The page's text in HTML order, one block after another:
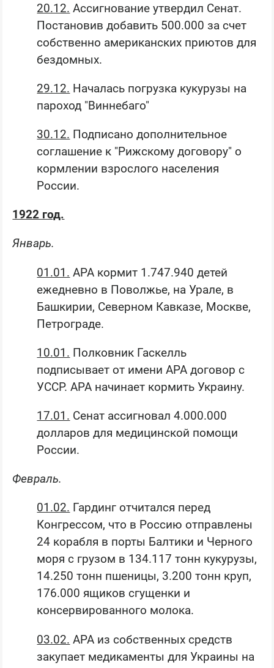
20.12. Ассигнование утвердил Сенат.
Постановив добавить 500.000 за счет
собственно американских приютов для
бездомных.
29.12. Началась погрузка кукурузы на
пароход "Виннебаго"
30.12. Подписано дополнительное
соглашение к "Рижскому договору" о
кормлении взрослого населения
России.
1922 год.
Январь.
01.01. АРА кормит 1.747.940 детей
ежедневно в Поволжье, на Урале, в
Башкирии, Северном Кавказе, Москве,
Петрограде.
10.01. Полковник Гаскелль
подписывает от имени АРА договор с
УССР. АРА начинает кормить Украину.
17.01. Сенат ассигновал 4.000.000
долларов для медицинской помощи
России.
Февраль.
01.02. Гардинг отчитался перед
Конгрессом, что в Россию отправлены
24 корабля в порты Балтики и Черного
моря с грузом в 134.117 тонн кукурузы,
14.250 тонн пшеницы, 3.200 тонн круп,
176.000 ящиков сгущенки и
консервированного молока.
03.02. АРА из собственных средств
закупает медикаменты для Украины на